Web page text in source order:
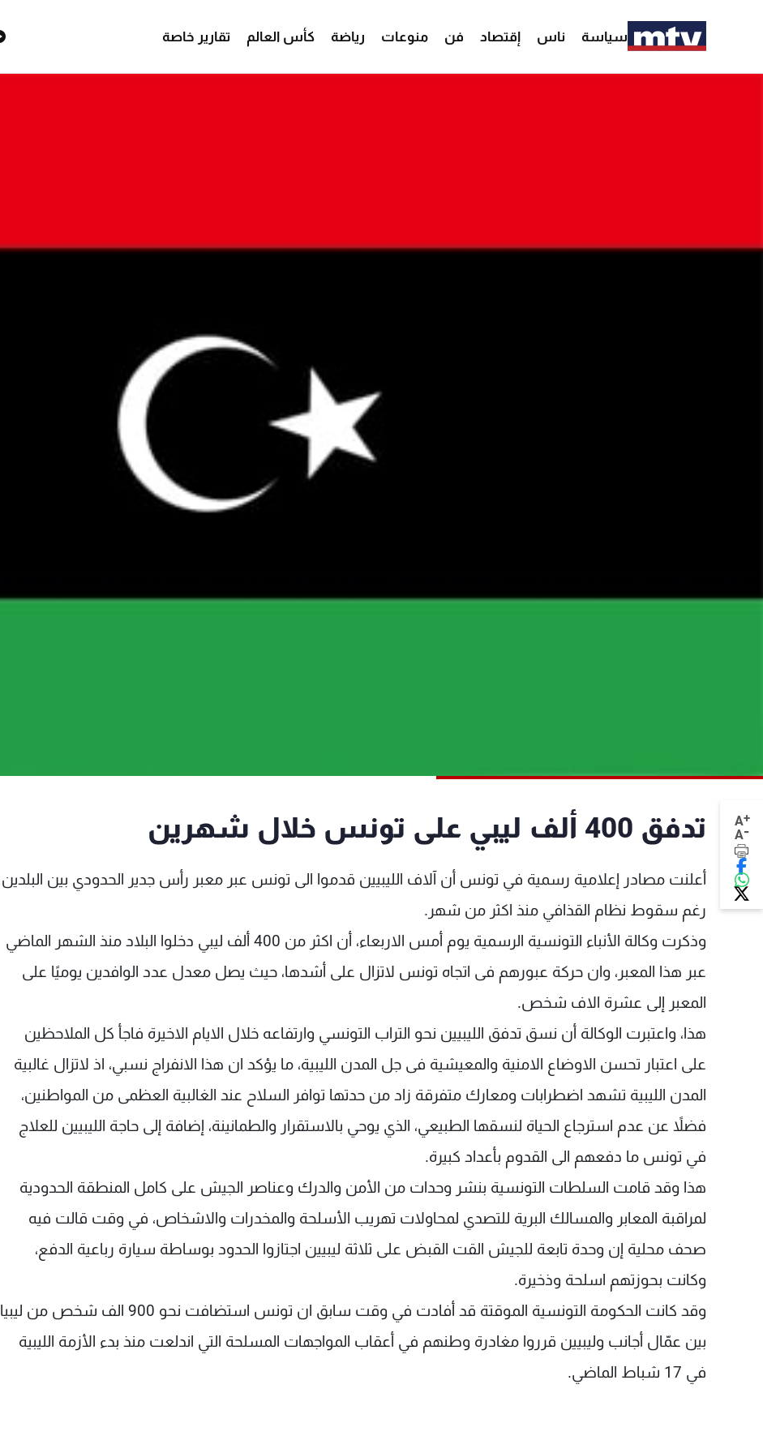
سياسة ناس إقتصاد فن منوعات رياضة كأس العالم تقارير خاصة
A+
A- تدفق 400 ألف ليبي على تونس خلال شهرين
أعلنت مصادر إعلامية رسمية في تونس أن آلاف الليبيين قدموا الى تونس عبر معبر رأس جدير الحدودي بين البلدين
رغم سقوط نظام القذافي منذ اكثر من شهر.
وذكرت وكالة الأنباء التونسية الرسمية يوم أمس الاربعاء، أن اكثر من 400 ألف ليبي دخلوا البلاد منذ الشهر الماضي
عبر هذا المعبر، وان حركة عبورهم فى اتجاه تونس لاتزال على أشدها، حيث يصل معدل عدد الوافدين يوميًا على
المعبر إلى عشرة الاف شخص.
هذا، واعتبرت الوكالة أن نسق تدفق الليبيين نحو التراب التونسي وارتفاعه خلال الايام الاخيرة فاجأ كل الملاحظين
على اعتبار تحسن الاوضاع الامنية والمعيشية فى جل المدن الليبية، ما يؤكد ان هذا الانفراج نسبي، اذ لاتزال غالبية
المدن الليبية تشهد اضطرابات ومعارك متفرقة زاد من حدتها توافر السلاح عند الغالبية العظمى من المواطنين،
فضلاً عن عدم استرجاع الحياة لنسقها الطبيعي، الذي يوحي بالاستقرار والطمانينة، إضافة إلى حاجة الليبيين للعلاج
في تونس ما دفعهم الى القدوم بأعداد كبيرة.
هذا وقد قامت السلطات التونسية بنشر وحدات من الأمن والدرك وعناصر الجيش على كامل المنطقة الحدودية
لمراقبة المعابر والمسالك البرية للتصدي لمحاولات تهريب الأسلحة والمخدرات والاشخاص، في وقت قالت فيه
صحف محلية إن وحدة تابعة للجيش القت القبض على ثلاثة ليبيين اجتازوا الحدود بوساطة سيارة رباعية الدفع،
وكانت بحوزتهم اسلحة وذخيرة.
وقد كانت الحكومة التونسية الموقتة قد أفادت في وقت سابق ان تونس استضافت نحو 900 الف شخص من ليبيا
بين عمّال أجانب وليبيين قرروا مغادرة وطنهم في أعقاب المواجهات المسلحة التي اندلعت منذ بدء الأزمة الليبية
في 17 شباط الماضي.